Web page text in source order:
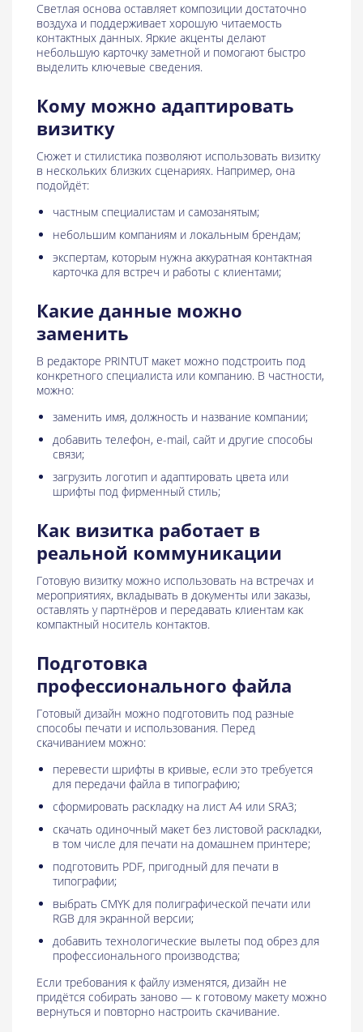
Светлая основа оставляет композиции достаточно
воздуха и поддерживает хорошую читаемость
контактных данных. Яркие акценты делают
небольшую карточку заметной и помогают быстро
выделить ключевые сведения.
Кому можно адаптировать
визитку
Сюжет и стилистика позволяют использовать визитку
в нескольких близких сценариях. Например, она
подойдёт:
частным специалистам и самозанятым;
небольшим компаниям и локальным брендам;
экспертам, которым нужна аккуратная контактная
карточка для встреч и работы с клиентами;
Какие данные можно
заменить
В редакторе PRINTUT макет можно подстроить под
конкретного специалиста или компанию. В частности,
можно:
заменить имя, должность и название компании;
добавить телефон, e-mail, сайт и другие способы
связи;
загрузить логотип и адаптировать цвета или
шрифты под фирменный стиль;
Как визитка работает в
реальной коммуникации
Готовую визитку можно использовать на встречах и
мероприятиях, вкладывать в документы или заказы,
оставлять у партнёров и передавать клиентам как
компактный носитель контактов.
Подготовка
профессионального файла
Готовый дизайн можно подготовить под разные
способы печати и использования. Перед
скачиванием можно:
перевести шрифты в кривые, если это требуется
для передачи файла в типографию;
сформировать раскладку на лист A4 или SRA3;
скачать одиночный макет без листовой раскладки,
в том числе для печати на домашнем принтере;
подготовить PDF, пригодный для печати в
типографии;
выбрать CMYK для полиграфической печати или
RGB для экранной версии;
добавить технологические вылеты под обрез для
профессионального производства;
Если требования к файлу изменятся, дизайн не
придётся собирать заново — к готовому макету можно
вернуться и повторно настроить скачивание.